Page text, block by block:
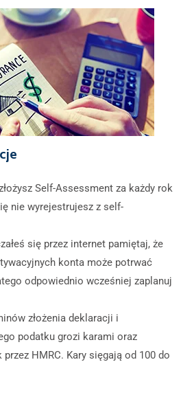
Self-Assessment za każdy rok
nie wyrejestrujesz z self-
się przez internet pamiętaj, że
konta może potrwać
odpowiednio wcześniej zaplanuj
złożenia deklaracji i
podatku grozi karami oraz
HMRC. Kary sięgają od 100 do